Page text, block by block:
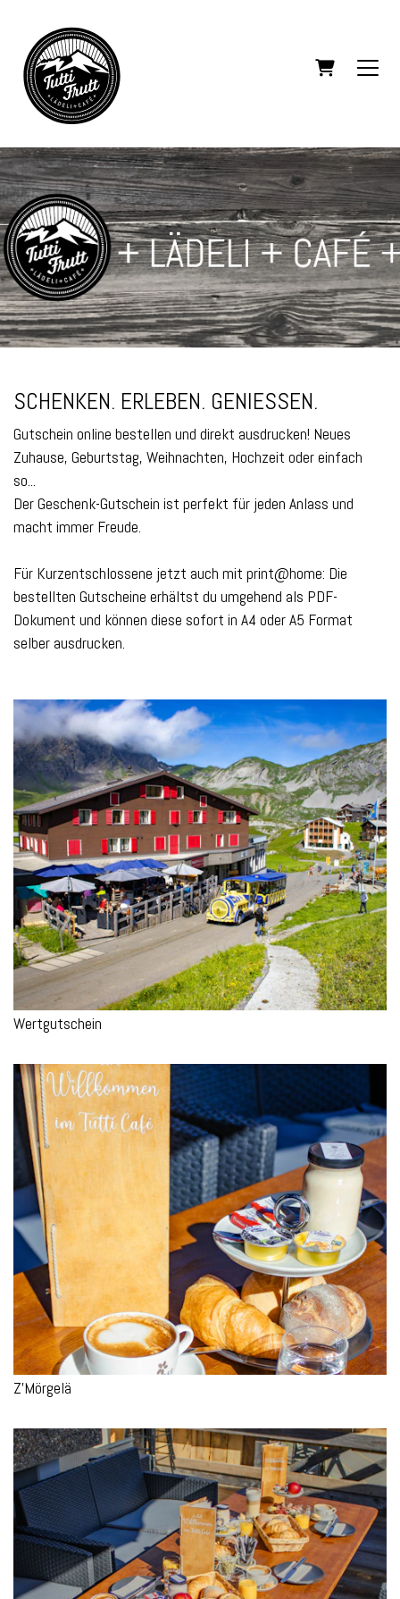
WARENKORB
SCHENKEN. ERLEBEN. GENIESSEN.
Gutschein online bestellen und direkt ausdrucken! Neues
Zuhause, Geburtstag, Weihnachten, Hochzeit oder einfach
so...
Der Geschenk-Gutschein ist perfekt für jeden Anlass und
macht immer Freude.
Für Kurzentschlossene jetzt auch mit print@home: Die
bestellten Gutscheine erhältst du umgehend als PDF-
Dokument und können diese sofort in A4 oder A5 Format
selber ausdrucken.
Wertgutschein
Z’Mörgelä